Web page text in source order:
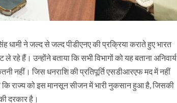
धामी ने जल्द से जल्द पीडीएनए की प्रक्रिया कराते हुए भारत
हैं। उन्होंने बताया कि सभी विभागों को यह बताना अनिवार्य
नहीं। जिस धनराशि की प्रतिपूर्ति एसडीआरएफ मद में नहीं
राज्य को इस मानसून सीजन में भारी नुकसान हुआ है, जिसकी
दरकार है।